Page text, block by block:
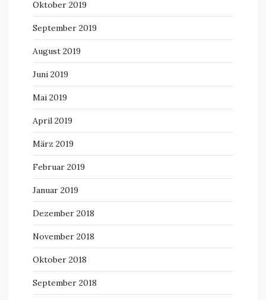
Oktober 2019
September 2019
August 2019
Juni 2019
Mai 2019
April 2019
März 2019
Februar 2019
Januar 2019
Dezember 2018
November 2018
Oktober 2018
September 2018